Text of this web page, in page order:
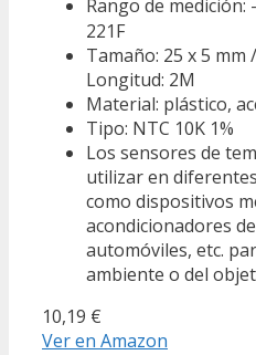
Rango de medición:
221F
Tamaño: 25 x 5 mm
Longitud: 2M
Material: plástico,
Tipo: NTC 10K 1%
Los sensores de
utilizar en
como dispositivos
acondicionadores
automóviles, etc.
ambiente o del
10,19 €
Ver en Amazon